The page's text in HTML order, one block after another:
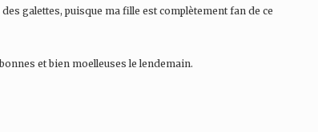
galettes, puisque ma fille est complètement fan de ce
et bien moelleuses le lendemain.